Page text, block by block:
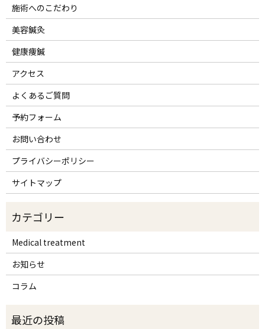
施術へのこだわり
美容鍼灸
健康痩鍼
アクセス
よくあるご質問
予約フォーム
お問い合わせ
プライバシーポリシー
サイトマップ
Medical treatment
お知らせ
コラム